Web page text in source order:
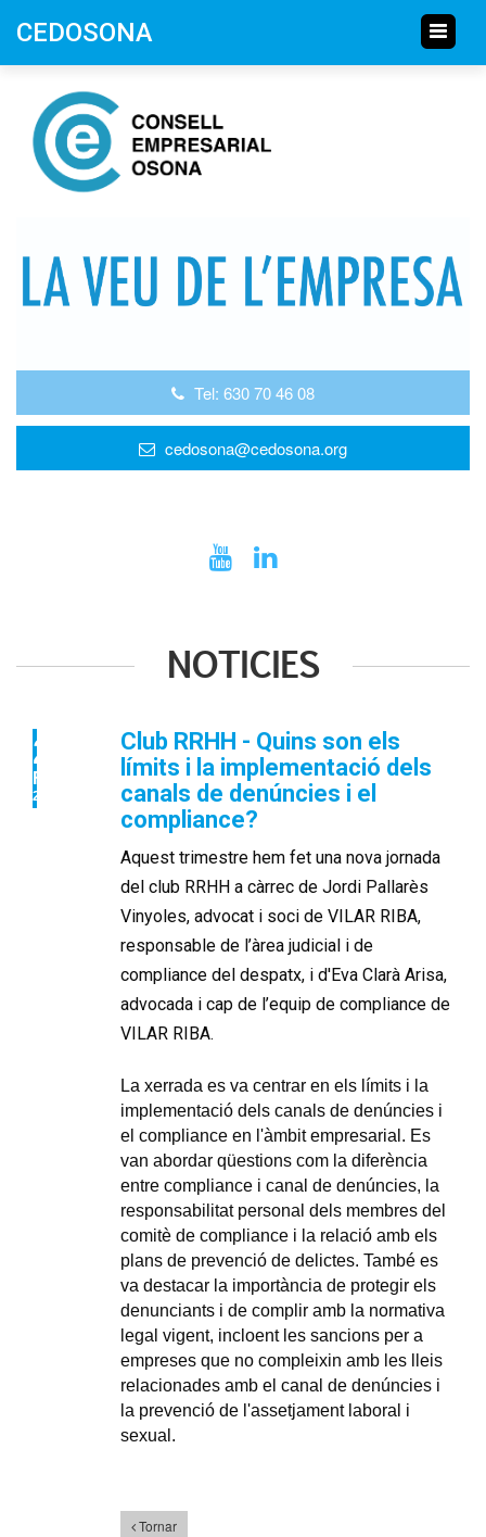
Tel: 630 70 46 08
cedosona@cedosona.org
CEDOSONA
NOTICIES
28
FEB
2024
Club RRHH - Quins son els
límits i la implementació dels
canals de denúncies i el
compliance?
Aquest trimestre hem fetuna nova jornada
del club RRHH a càrrec de Jordi Pallarès
Vinyoles, advocat i soci de VILAR RIBA,
responsable de l’àrea judicial i de
compliance del despatx, i d'Eva Clarà Arisa,
advocada i cap de l’equip de compliance de
VILAR RIBA.
La xerrada es va centrar en els límits i la
implementació dels canals de denúncies i
el compliance en l'àmbit empresarial. Es
van abordar qüestions com la diferència
entre compliance i canal de denúncies, la
responsabilitat personal dels membres del
comitè de compliance i la relació amb els
plans de prevenció de delictes. També es
va destacar la importància de protegir els
denunciants i de complir amb la normativa
legal vigent, incloent les sancions per a
empreses que no compleixin amb les lleis
relacionades amb el canal de denúncies i
la prevenció de l'assetjament laboral i
sexual.
Tornar